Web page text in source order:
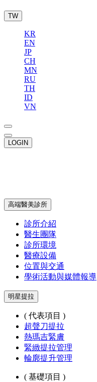
TW
KR
EN
JP
CH
MN
RU
TH
ID
VN
LOGIN
高端醫美診所
診所介紹
醫生團隊
診所環境
醫療設備
位置與交通
學術活動與媒體報導
明星提拉
( 代表項目 )
超聲刀提拉
熱瑪吉緊膚
緊緻提拉管理
輪廓提升管理
( 基礎項目 )